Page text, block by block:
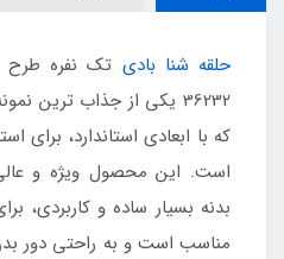
حلقه شنا بادی
36232 یکی از جذاب ترین
که با ابعادی استاندارد، برای
است. این محصول ویژه و
بدنه بسیار ساده و کاربردی،
مناسب است و به راحتی دور